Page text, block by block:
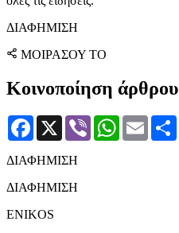
ΔΙΑΦΗΜΙΣΗ
ΜΟΙΡΑΣΟΥ ΤΟ
Κοινοποίηση άρθρου
Facebook
X Viber WhatsApp
Email
ΔΙΑΦΗΜΙΣΗ
ΔΙΑΦΗΜΙΣΗ
ENIKOS